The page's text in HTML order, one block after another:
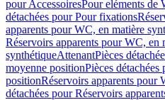
pour AccessoiresPour eléments de
détachées pour Pour fixations
apparents pour WC, en matière
Réservoirs apparents pour WC, en
synthétiqueAttenantPièces
moyenne positionPièces détachées
positionRéservoirs apparents pour
détachées pour Réservoirs